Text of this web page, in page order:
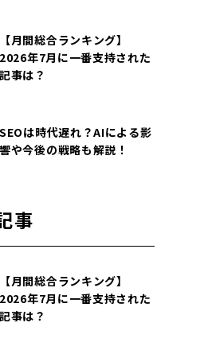
【月間総合ランキング】
2026年7月に一番支持された
記事は？
SEOは時代遅れ？AIによる影
響や今後の戦略も解説！
事
【月間総合ランキング】
2026年7月に一番支持された
記事は？